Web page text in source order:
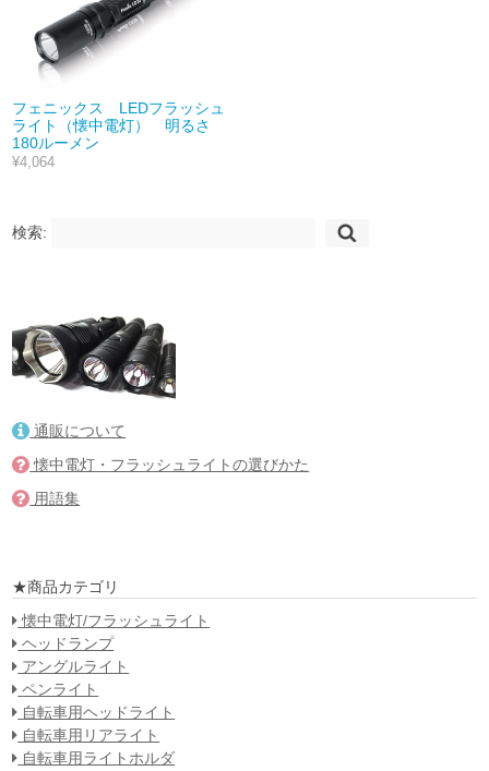
フェニックス LEDフラッシュ
ライト（懐中電灯） 明るさ
180ルーメン
¥4,064
検索:
通販について
懐中電灯・フラッシュライトの選びかた
用語集
★商品カテゴリ
懐中電灯/フラッシュライト
ヘッドランプ
アングルライト
ペンライト
自転車用ヘッドライト
自転車用リアライト
自転車用ライトホルダ